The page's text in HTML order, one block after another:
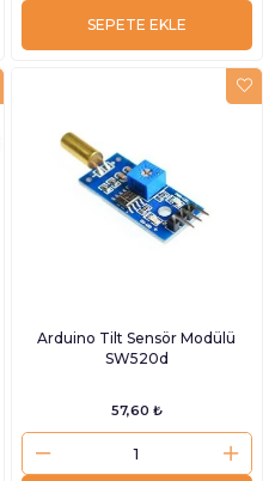
SEPETE EKLE
Arduino Tilt Sensör Modülü
SW520d
57,60 ₺